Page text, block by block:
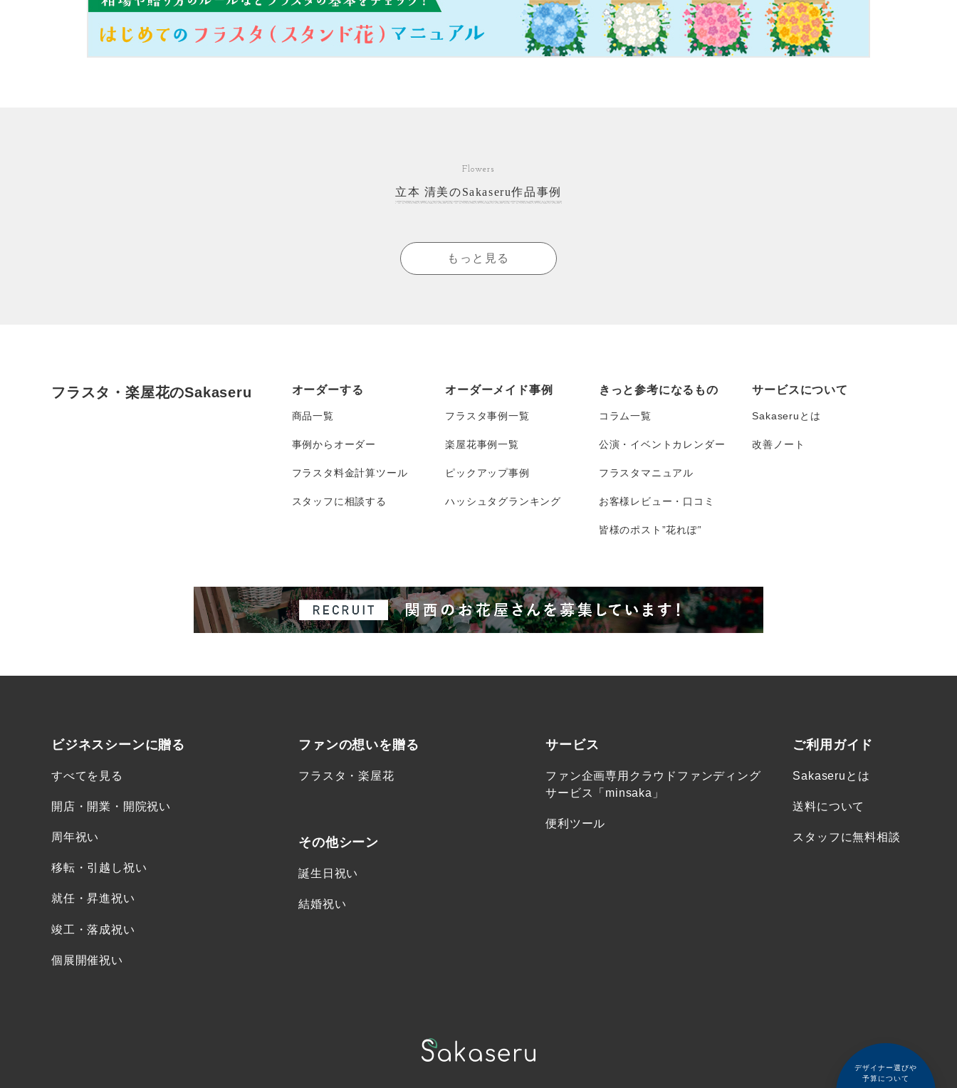
デザイナー選びや
予算について
Flowers
立本 清美のSakaseru作品事例
もっと見る
フラスタ・楽屋花のSakaseru オーダーする
商品一覧
事例からオーダー
フラスタ料金計算ツール
スタッフに相談する
オーダーメイド事例
フラスタ事例一覧
楽屋花事例一覧
ピックアップ事例
ハッシュタグランキング
きっと参考になるもの
コラム一覧
公演・イベントカレンダー
フラスタマニュアル
お客様レビュー・口コミ
皆様のポスト”花れぽ”
サービスについて
Sakaseruとは
改善ノート
ビジネスシーンに贈る
すべてを見る
開店・開業・開院祝い
周年祝い
移転・引越し祝い
就任・昇進祝い
竣工・落成祝い
個展開催祝い
ファンの想いを贈る
フラスタ・楽屋花
その他シーン
誕生日祝い
結婚祝い
サービス
ファン企画専用クラウドファンディング
サービス「minsaka」
便利ツール
ご利用ガイド
Sakaseruとは
送料について
スタッフに無料相談